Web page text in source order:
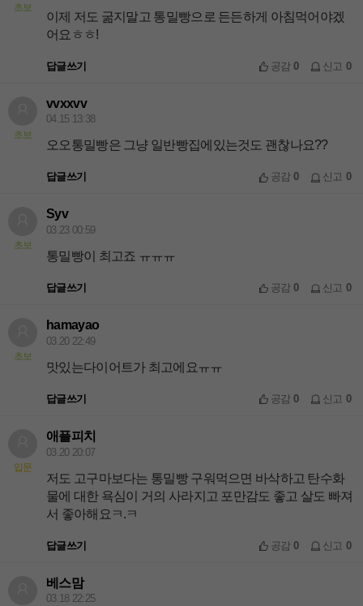
초보
이제 저도 굶지말고 통밀빵으로 든든하게 아침먹어야겠
어요ㅎㅎ!
답글쓰기 공감0 신고 0
초보
vvxxvv
04.15 13:38
오오통밀빵은 그냥 일반빵집에있는것도 괜찮나요??
답글쓰기 공감0 신고 0
초보
Syv
03.23 00:59
통밀빵이 최고죠 ㅠㅠㅠ
답글쓰기 공감0 신고 0
초보
hamayao
03.20 22:49
맛있는다이어트가 최고에요ㅠㅠ
답글쓰기 공감0 신고 0
입문
애플피치
03.20 20:07
저도 고구마보다는 통밀빵 구워먹으면 바삭하고 탄수화
물에 대한 욕심이 거의 사라지고 포만감도 좋고 살도 빠져
서 좋아해요ㅋ.ㅋ
답글쓰기 공감0 신고 0
베스맘
03.18 22:25